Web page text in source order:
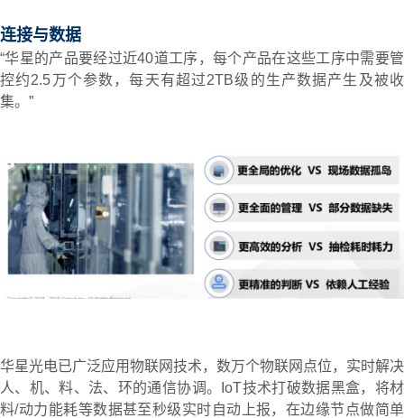
连接与数据
“华星的产品要经过近40道工序，每个产品在这些工序中需要管
控约2.5万个参数，每天有超过2TB级的生产数据产生及被收
集。”
华星光电已广泛应用物联网技术，数万个物联网点位，实时解决
人、机、料、法、环的通信协调。IoT技术打破数据黑盒，将材
料/动力能耗等数据甚至秒级实时自动上报，在边缘节点做简单